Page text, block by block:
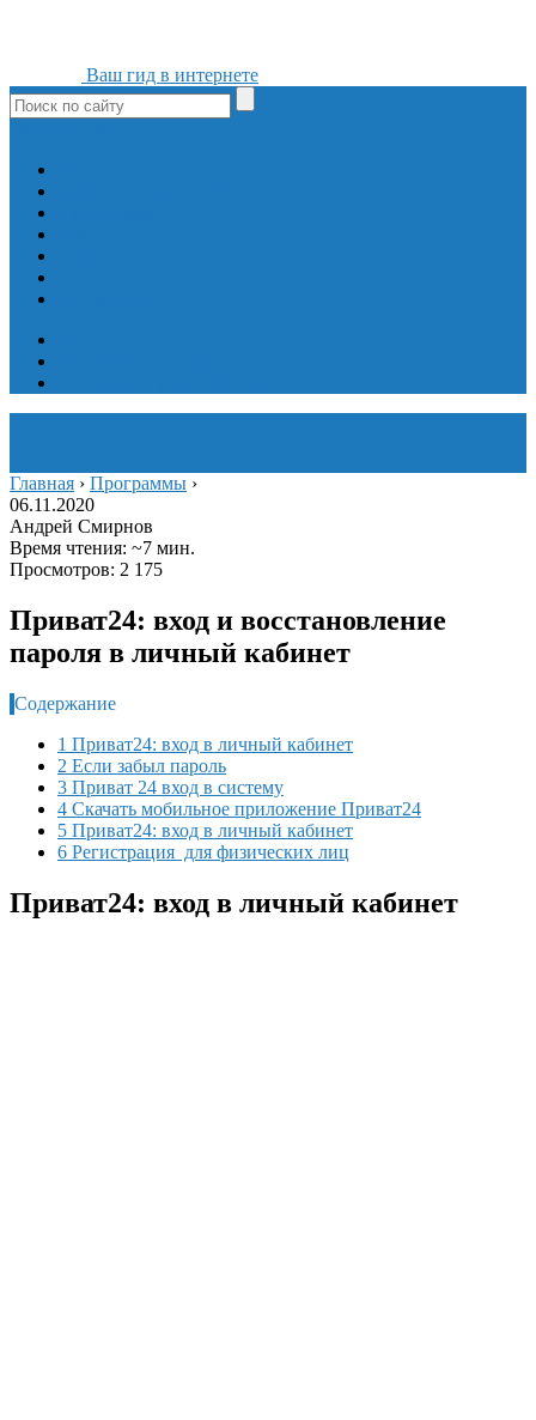
Ваш гид в интернете
Главная › Программы ›
06.11.2020
Андрей Смирнов
Время чтения: ~7 мин.
Просмотров: 2 175
Приват24: вход и восстановление
пароля в личный кабинет
Содержание
1 Приват24: вход в личный кабинет
2 Если забыл пароль
3 Приват 24 вход в систему
4 Скачать мобильное приложение Приват24
5 Приват24: вход в личный кабинет
6 Регистрация для физических лиц
Приват24: вход в личный кабинет